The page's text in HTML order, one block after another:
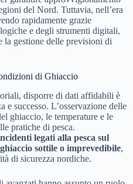
del Nord. Tuttavia, nell’era
rapidamente grazie
e degli strumenti digitali,
la gestione delle previsioni di
di Ghiaccio
disporre di dati affidabili è
e successo. L’osservazione delle
ghiaccio, le temperature e le
pratiche di pesca.
legati alla pesca sul
sottile o imprevedibile,
di sicurezza nordiche.